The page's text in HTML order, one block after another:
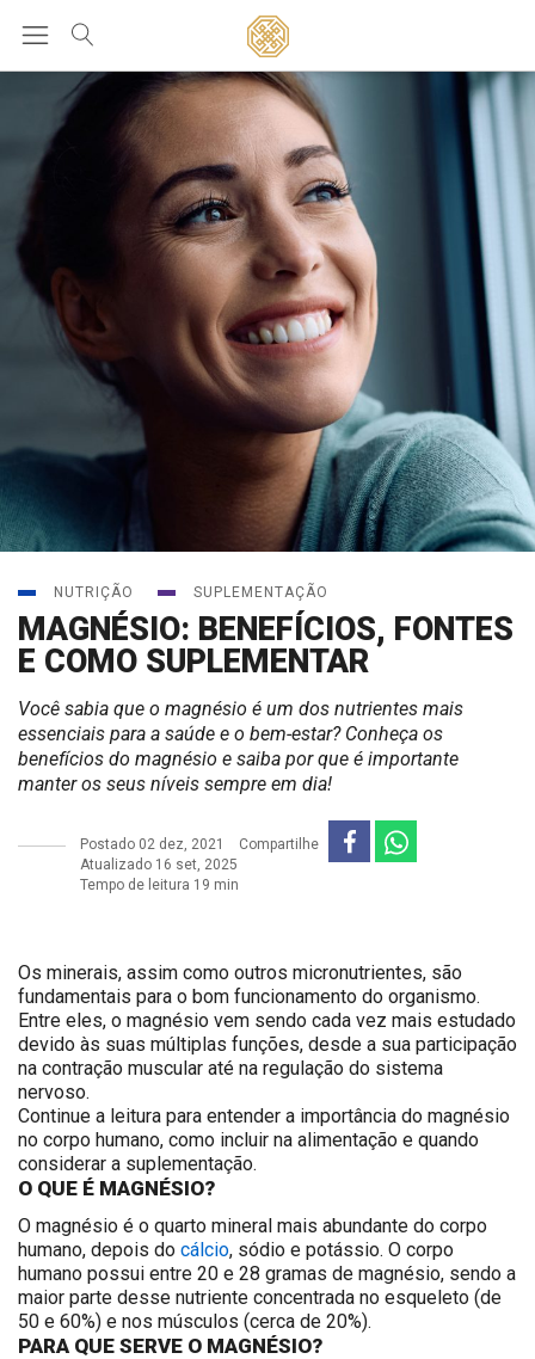
NUTRIÇÃO SUPLEMENTAÇÃO
MAGNÉSIO: BENEFÍCIOS, FONTES
E COMO SUPLEMENTAR
Você sabia que o magnésio é um dos nutrientes mais
essenciais para a saúde e o bem-estar? Conheça os
benefícios do magnésio e saiba por que é importante
manter os seus níveis sempre em dia!
Postado 02 dez, 2021
Atualizado 16 set, 2025
Tempo de leitura 19 min
Compartilhe
Os minerais, assim como outros micronutrientes, são
fundamentais para o bom funcionamento do organismo.
Entre eles, o magnésio vem sendo cada vez mais estudado
devido às suas múltiplas funções, desde a sua participação
na contração muscular até na regulação do sistema
nervoso.
Continue a leitura para entender a importância do magnésio
no corpo humano, como incluir na alimentação e quando
considerar a suplementação.
O QUE É MAGNÉSIO?
O magnésio é o quarto mineral mais abundante do corpo
humano, depois do cálcio, sódio e potássio. O corpo
humano possui entre 20 e 28 gramas de magnésio, sendo a
maior parte desse nutriente concentrada no esqueleto (de
50 e 60%) e nos músculos (cerca de 20%).
PARA QUE SERVE O MAGNÉSIO?